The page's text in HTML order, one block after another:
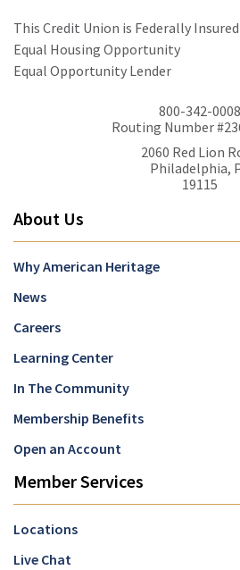
This Credit Union is Federally Insured
Equal Housing Opportunity
Equal Opportunity Lender
800-342-0008
Routing Number
2060 Red Lion
Philadelphia,
19115
About Us
Why American Heritage
News
Careers
Learning Center
In The Community
Membership Benefits
Open an Account
Member Services
Locations
Live Chat